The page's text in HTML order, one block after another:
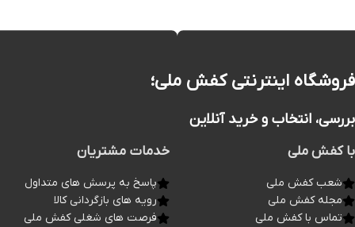
فروشگاه اینترنتی کفش ملی؛
بررسی، انتخاب و خرید آنلاین
با کفش ملی
شعب کفش ملی
مجله کفش ملی
تماس با کفش ملی
خدمات مشتریان
پاسخ به پرسش های متداول
رویه های بازگردانی کالا
فرصت های شغلی کفش ملی